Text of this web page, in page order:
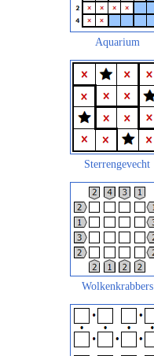
Aquarium
Sterrengevecht
Wolkenkrabbers